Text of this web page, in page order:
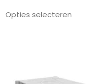
Opties selecteren